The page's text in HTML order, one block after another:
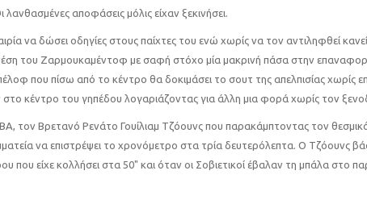
αποφάσεις μόλις είχαν ξεκινήσει.
να δώσει οδηγίες στους παίχτες του ενώ χωρίς να τον αντιληφθεί
του Ζαρμουκαμέντοφ με σαφή στόχο μία μακρινή πάσα στην
που πίσω από το κέντρο θα δοκιμάσει το σουτ της απελπισίας χωρίς
στο κέντρο του γηπέδου λογαριάζοντας για άλλη μια φορά χωρίς τον
τον Βρετανό Ρενάτο Γουίλιαμ Τζόουνς που παρακάμπτοντας τον
να επιστρέψει το χρονόμετρο στα τρία δευτερόλεπτα. Ο Τζόουνς
που είχε κολλήσει στα 50" και όταν οι Σοβιετικοί έβαλαν τη μπάλα στο